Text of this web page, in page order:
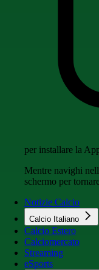
per installare la
Mentre navighi
schermo per
Notizie Calcio
Calcio Italiano
Calcio Estero
Calciomercato
Streaming
eSports